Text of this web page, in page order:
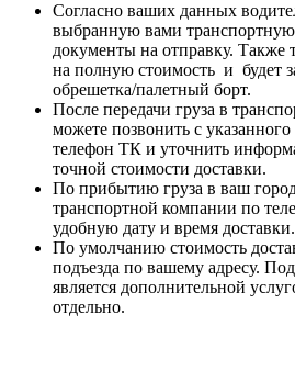
Согласно ваших данных
выбранную вами
документы на отправку. Также
на полную стоимость и будет
обрешетка/палетный борт.
После передачи груза в
можете позвонить с
телефон ТК и уточнить
точной стоимости доставки.
По прибытию груза в ваш
транспортной компании по
удобную дату и время доставки.
По умолчанию стоимость
подъезда по вашему адресу.
является дополнительной
отдельно.